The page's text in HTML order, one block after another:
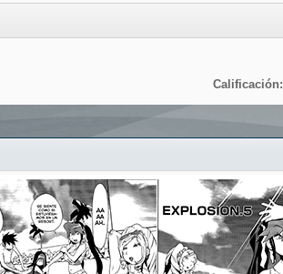
Calificación: